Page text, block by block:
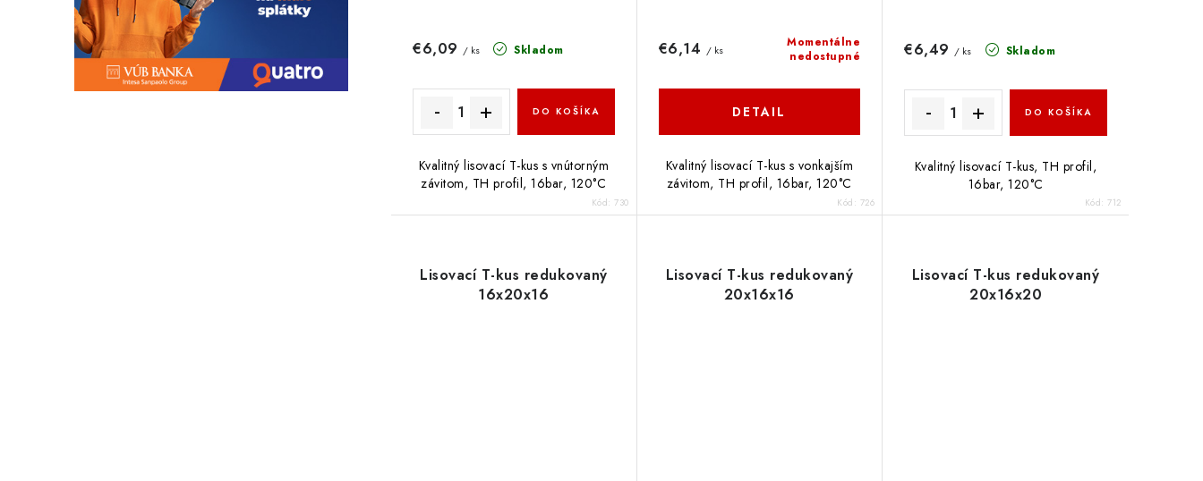
Skladom
€6,09 / ks
DO KOŠÍKA
Kvalitný lisovací T-kus s vnútorným
závitom, TH profil, 16bar, 120°C
Kód:730
Momentálne
nedostupné
€6,14 / ks
DETAIL
Kvalitný lisovací T-kus s vonkajším
závitom, TH profil, 16bar, 120°C
Kód: 726
Skladom
€6,49 / ks
DO KOŠÍKA
Kvalitný lisovací T-kus, TH profil,
16bar, 120°C
Kód:712
Lisovací T-kus redukovaný
16x20x16
Lisovací T-kus redukovaný
20x16x16
Lisovací T-kus redukovaný
20x16x20